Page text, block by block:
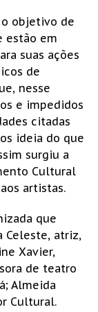
objetivo de
estão em
suas ações
de
nesse
e impedidos
citadas
ideia do que
surgiu a
Cultural
artistas.
que
Celeste, atriz,
Xavier,
de teatro
Almeida
Cultural.